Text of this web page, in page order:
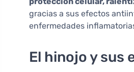
gracias a sus efectos
enfermedades
El hinojo y sus